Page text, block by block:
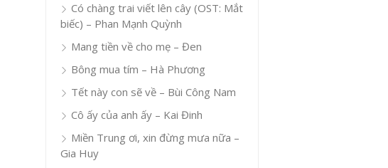
Có chàng trai viết lên cây (OST: Mắt
biếc) – Phan Mạnh Quỳnh
Mang tiền về cho mẹ – Đen
Bông mua tím – Hà Phương
Tết này con sẽ về – Bùi Công Nam
Cô ấy của anh ấy – Kai Đinh
Miền Trung ơi, xin đừng mưa nữa –
Gia Huy